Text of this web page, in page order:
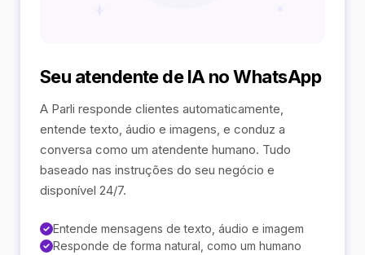
Seu atendente de IA no WhatsApp
A Parli responde clientes automaticamente,
entende texto, áudio e imagens, e conduz a
conversa como um atendente humano. Tudo
baseado nas instruções do seu negócio e
disponível 24/7.
Entende mensagens de texto, áudio e imagem
Responde de forma natural, como um humano